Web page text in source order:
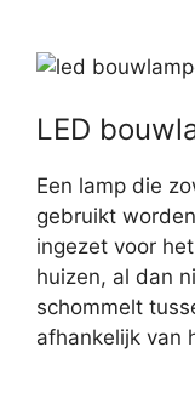
LED
Een lamp die
gebruikt
ingezet voor
huizen, al dan
schommelt
afhankelijk van